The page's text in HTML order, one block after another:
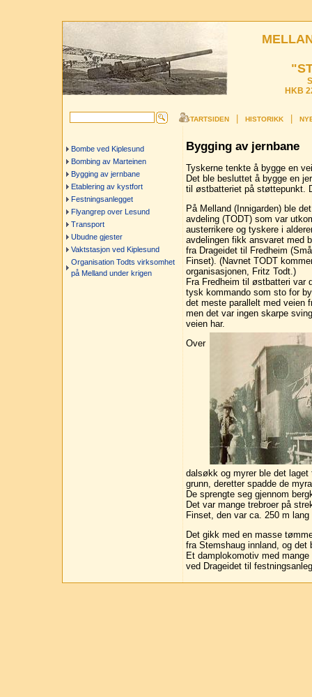
HKB
STARTSIDEN HISTORIKK
Bombe ved Kiplesund
Bombing av Marteinen
Bygging av jernbane
Etablering av kystfort
Festningsanlegget
Flyangrep over Lesund
Transport
Ubudne gjester
Vaktstasjon ved Kiplesund
Organisation Todts virksomhet
på Melland under krigen
Bygging av jernbane
Tyskerne tenkte å bygge en
Det ble besluttet å bygge en
til østbatteriet på støttepunkt.
På Melland (Innigarden) ble
avdeling (TODT) som var
austerrikere og tyskere i
avdelingen fikk ansvaret med
fra Drageidet til Fredheim
Finset). (Navnet TODT
organisasjonen, Fritz Todt.)
Fra Fredheim til østbatteri var
tysk kommando som sto for
det meste parallelt med veien
men det var ingen skarpe
veien har.
Over
dalsøkk og myrer ble det
grunn, deretter spadde de
De sprengte seg gjennom
Det var mange trebroer på
Finset, den var ca. 250 m
Det gikk med en masse
fra Stemshaug innland, og
Et damplokomotiv med
ved Drageidet til